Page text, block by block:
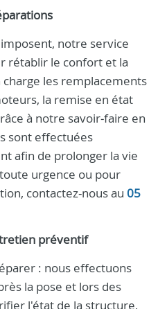
notre service
rétablir le confort et la
les remplacements
la remise en état
à notre savoir‑faire en
sont effectuées
afin de prolonger la vie
urgence ou pour
contactez-nous au 05
préventif
: nous effectuons
la pose et lors des
l'état de la structure,